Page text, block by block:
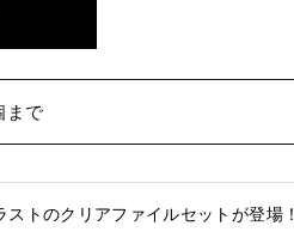
まで
ストのクリアファイルセットが登場！